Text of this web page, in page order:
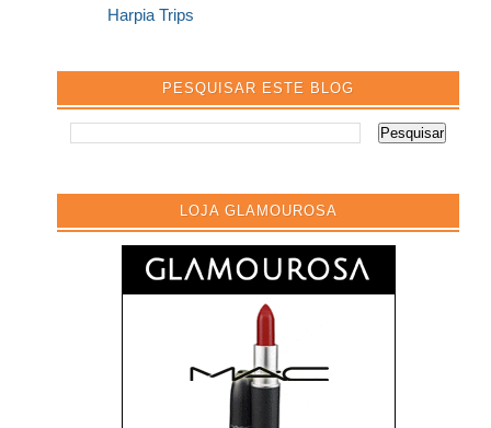
Harpia Trips
PESQUISAR ESTE BLOG
LOJA GLAMOUROSA